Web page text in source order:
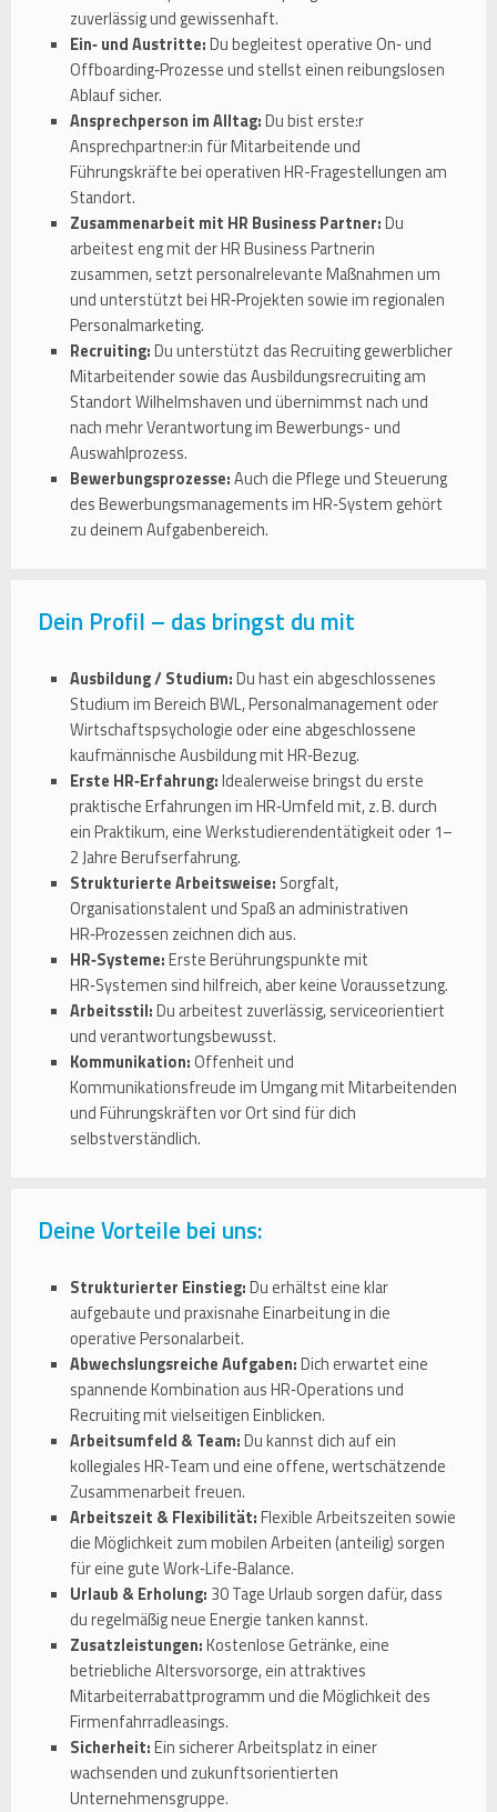
zuverlässig und gewissenhaft.
Ein‑ und Austritte:Du begleitest operative On‑ und
Offboarding‑Prozesse und stellst einen reibungslosen
Ablauf sicher.
Ansprechperson im Alltag:Du bist erste:r
Ansprechpartner:in für Mitarbeitende und
Führungskräfte bei operativen HR-Fragestellungen am
Standort.
Zusammenarbeit mit HR Business Partner:Du
arbeitest eng mit der HR Business Partnerin
zusammen, setzt personalrelevante Maßnahmen um
und unterstützt bei HR‑Projekten sowie im regionalen
Personalmarketing.
Recruiting:Du unterstützt das Recruiting gewerblicher
Mitarbeitender sowie das Ausbildungsrecruiting am
Standort Wilhelmshaven und übernimmst nach und
nach mehr Verantwortung im Bewerbungs- und
Auswahlprozess.
Bewerbungsprozesse:Auch die Pflege und Steuerung
des Bewerbungsmanagements im HR‑System gehört
zu deinem Aufgabenbereich.
Dein Profil – das bringst du mit
Ausbildung / Studium:Du hast ein abgeschlossenes
Studium im Bereich BWL, Personalmanagement oder
Wirtschaftspsychologie oder eine abgeschlossene
kaufmännische Ausbildung mit HR‑Bezug.
Erste HR‑Erfahrung:Idealerweise bringst du erste
praktische Erfahrungen im HR‑Umfeld mit, z. B. durch
ein Praktikum, eine Werkstudierendentätigkeit oder 1–
2 Jahre Berufserfahrung.
Strukturierte Arbeitsweise: Sorgfalt,
Organisationstalent und Spaß an administrativen
HR‑Prozessen zeichnen dich aus.
HR‑Systeme:Erste Berührungspunkte mit
HR‑Systemen sind hilfreich, aber keine Voraussetzung.
Arbeitsstil:Du arbeitest zuverlässig, serviceorientiert
und verantwortungsbewusst.
Kommunikation:Offenheit und
Kommunikationsfreude im Umgang mit Mitarbeitenden
und Führungskräften vor Ort sind für dich
selbstverständlich.
Deine Vorteile bei uns:
Strukturierter Einstieg:Du erhältst eine klar
aufgebaute und praxisnahe Einarbeitung in die
operative Personalarbeit.
Abwechslungsreiche Aufgaben:Dich erwartet eine
spannende Kombination aus HR‑Operations und
Recruiting mit vielseitigen Einblicken.
Arbeitsumfeld & Team:Du kannst dich auf ein
kollegiales HR‑Team und eine offene, wertschätzende
Zusammenarbeit freuen.
Arbeitszeit & Flexibilität:Flexible Arbeitszeiten sowie
die Möglichkeit zum mobilen Arbeiten (anteilig) sorgen
für eine gute Work‑Life‑Balance.
Urlaub & Erholung: 30 Tage Urlaub sorgen dafür, dass
du regelmäßig neue Energie tanken kannst.
Zusatzleistungen:Kostenlose Getränke, eine
betriebliche Altersvorsorge, ein attraktives
Mitarbeiterrabattprogramm und die Möglichkeit des
Firmenfahrradleasings.
Sicherheit:Ein sicherer Arbeitsplatz in einer
wachsenden und zukunftsorientierten
Unternehmensgruppe.